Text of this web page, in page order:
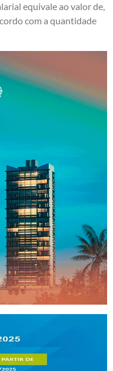
equivale ao valor de,
com a quantidade